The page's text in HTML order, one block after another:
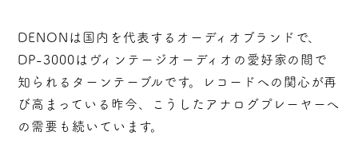
DENONは国内を代表するオーディオブランドで、
DP-3000はヴィンテージオーディオの愛好家の間で
知られるターンテーブルです。レコードへの関心が再
び高まっている昨今、こうしたアナログプレーヤーへ
の需要も続いています。